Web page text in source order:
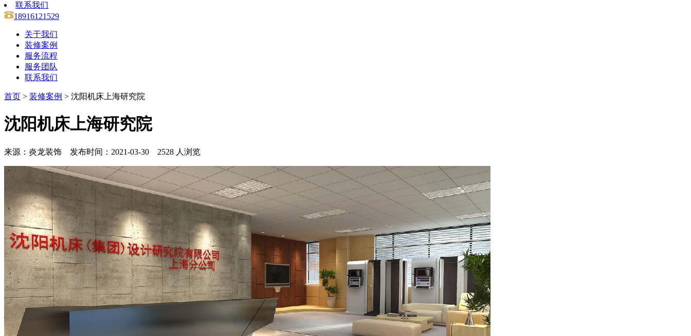
联系我们
18916121529
关于我们
装修案例
服务流程
服务团队
联系我们
首页 > 装修案例 > 沈阳机床上海研究院
沈阳机床上海研究院
来源：炎龙装饰 发布时间：2021-03-30 2528 人浏览